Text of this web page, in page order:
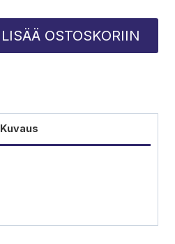
LISÄÄ OSTOSKORIIN
Kuvaus